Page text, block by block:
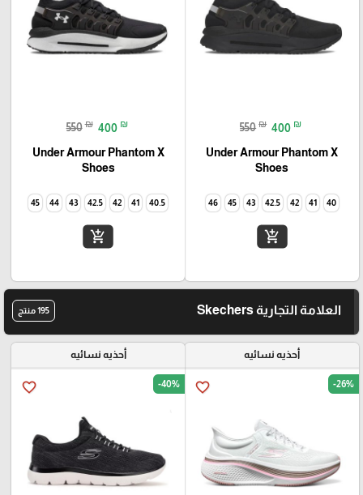
550 ₪ 400 ₪
Under Armour Phantom X
Shoes
40
41
42
42.5
43
45
46
add_shopping_cart
550 ₪ 400 ₪
Under Armour Phantom X
Shoes
40.5
41
42
42.5
43
44
45
add_shopping_cart
العلامة التجارية Skechers 195 منتج
أحذيه نسائيه
favorite_border -26%
أحذيه نسائيه
favorite_border -40%